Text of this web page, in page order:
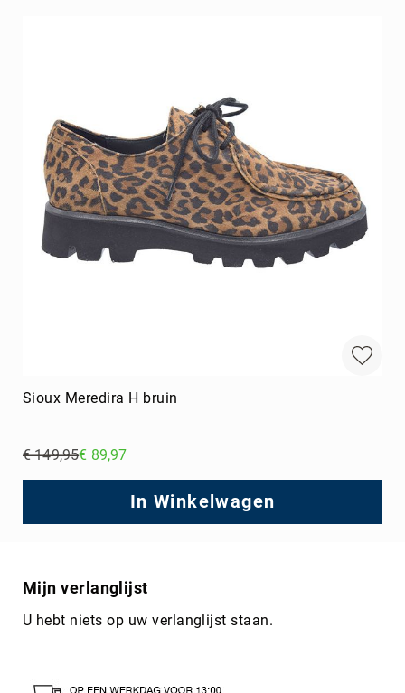
Sioux Meredira H bruin
€ 149,95€ 89,97
In Winkelwagen
Mijn verlanglijst
U hebt niets op uw verlanglijst staan.